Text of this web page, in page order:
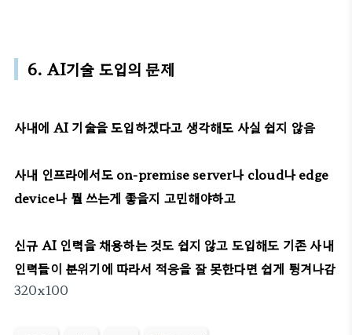
6. AI기술 도입의 문제
사내에 AI 기술을 도입하겠다고 생각해도 사실 쉽지 않음
사내 인프라에서도 on-premise server나 cloud나 edge
device나 뭘 쓰는게 좋을지 고민해야하고
신규 AI 인력을 채용하는 것도 쉽지 않고 도입해도 기존 사내
인력들이 분위기에 따라서 적응을 잘 못한다면 쉽게 튕겨나감
320x100